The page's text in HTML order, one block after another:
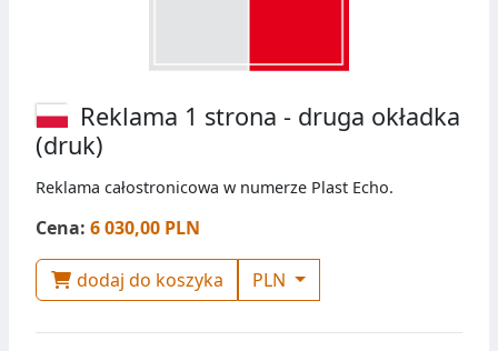
Reklama 1 strona - druga okładka
(druk)
Reklama całostronicowa w numerze Plast Echo.
Cena: 6 030,00 PLN
dodaj do koszyka PLN